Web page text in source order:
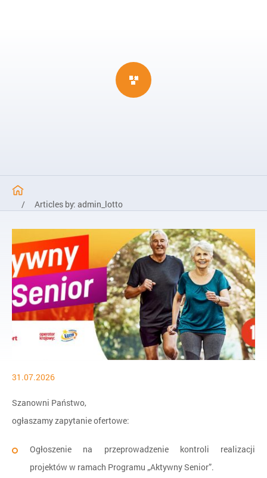
/ Articles by: admin_lotto
31.07.2026
Szanowni Państwo,
ogłaszamy zapytanie ofertowe:
Ogłoszenie na przeprowadzenie kontroli realizacji
projektów w ramach Programu „Aktywny Senior”.